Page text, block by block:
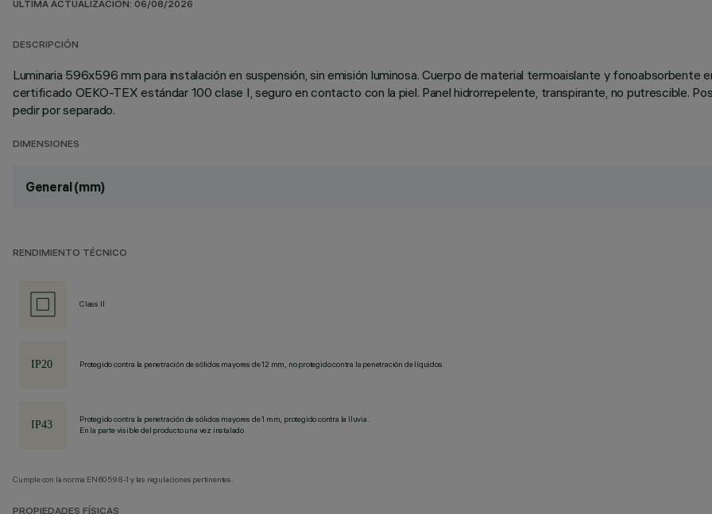
ÚLTIMA ACTUALIZACIÓN: 06/08/2026
DESCRIPCIÓN
Luminaria 596x596 mm para instalación en suspensión, sin emisión luminosa. Cuerpo de material termoaislante y
certificado OEKO-TEX estándar 100 clase I, seguro en contacto con la piel. Panel hidrorrepelente, transpirante, no putrescible.
pedir por separado.
DIMENSIONES
General (mm)
RENDIMIENTO TÉCNICO
Class II
Protegido contra la penetración de sólidos mayores de 12 mm, no protegido contra la penetración de líquidos.
Protegido contra la penetración de sólidos mayores de 1 mm, protegido contra la lluvia.
En la parte visible del producto una vez instalado
Cumple con la norma EN60598-1 y las regulaciones pertinentes.